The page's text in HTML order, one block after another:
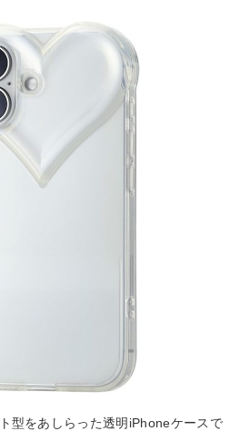
型をあしらった透明iPhoneケースで